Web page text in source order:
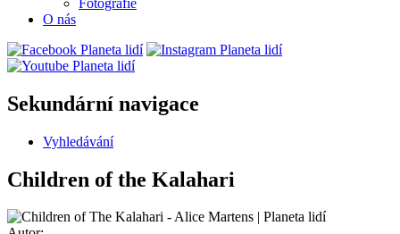
O nás
Sekundární navigace
Vyhledávání
Children of the Kalahari